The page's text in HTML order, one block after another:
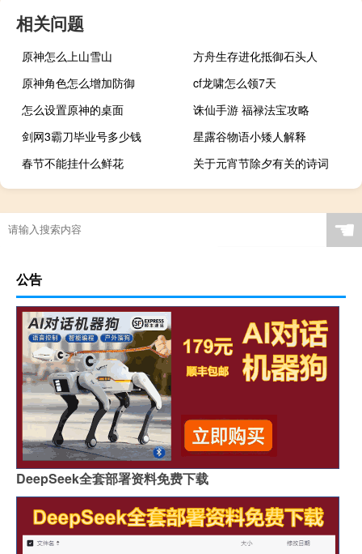
相关问题
原神怎么上山雪山
方舟生存进化抵御石头人
原神角色怎么增加防御
cf龙啸怎么领7天
怎么设置原神的桌面
诛仙手游 福禄法宝攻略
剑网3霸刀毕业号多少钱
星露谷物语小矮人解释
春节不能挂什么鲜花
关于元宵节除夕有关的诗词
☚
公告
DeepSeek全套部署资料免费下载